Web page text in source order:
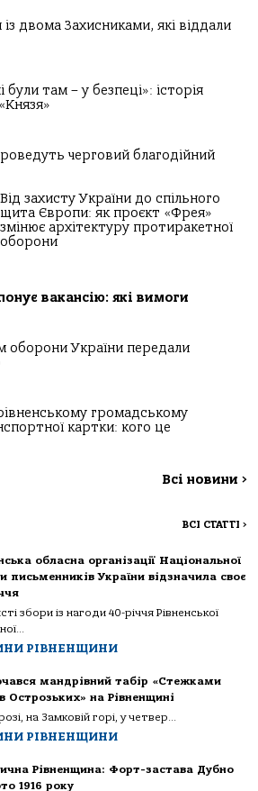
двома Захисниками, які віддали
були там – у безпеці»: історія
черговий благодійний
Від захисту України до спільного
щита Європи: як проєкт «Фрея»
змінює архітектуру протиракетної
оборони
вакансію: які вимоги
оборони України передали
громадському
картки: кого це
Всі новини >
ВСІ СТАТТІ >
обласна організації Національної
письменників України відзначила своє
збори із нагоди 40-річчя Рівненської
РІВНЕНЩИНИ
мандрівний табір «Стежками
Острозьких» на Рівненщині
на Замковій горі, у четвер...
РІВНЕНЩИНИ
Рівненщина: Форт-застава Дубно
1916 року